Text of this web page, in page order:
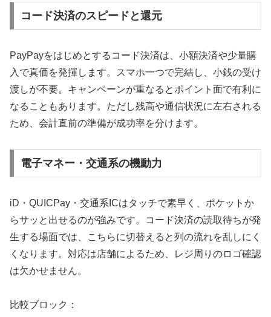
コード決済のスピードと還元
PayPayをはじめとするコード決済は、小額決済や少量購
入で真価を発揮します。スマホ一つで完結し、小銭の受け
渡しが不要。キャンペーンが重なるとポイント面で有利に
なることもあります。ただし残高や通信状況に左右される
ため、会計直前の準備が成功率を分けます。
電子マネー・交通系の機動力
iD・QUICPay・交通系ICはタッチで素早く、ポケットか
らサッと出せるのが強みです。コード決済の読取待ちが発
生する場面では、こちらに切替えると列の流れを乱しにく
くなります。対応は店舗によるため、レジ周りのロゴ確認
は欠かせません。
比較ブロック：